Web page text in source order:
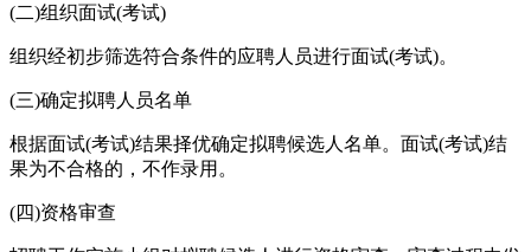
(二)组织面试(考试)
组织经初步筛选符合条件的应聘人员进行面试(考试)。
(三)确定拟聘人员名单
根据面试(考试)结果择优确定拟聘候选人名单。面试(考试)结
果为不合格的，不作录用。
(四)资格审查